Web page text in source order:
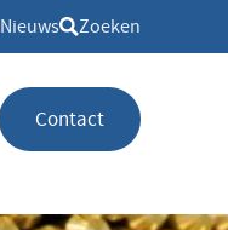
Nieuws Zoeken
Contact